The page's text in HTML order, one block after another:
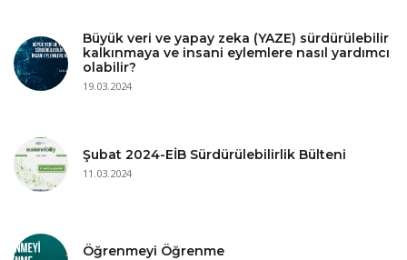
Büyük veri ve yapay zeka (YAZE) sürdürülebilir
kalkınmaya ve insani eylemlere nasıl yardımcı
olabilir?
19.03.2024
Şubat 2024-EİB Sürdürülebilirlik Bülteni
11.03.2024
Öğrenmeyi Öğrenme